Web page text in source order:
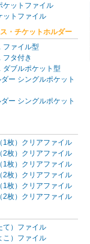
ケットファイル
ットファイル
・チケットホルダー
ファイル型
フタ付き
ダブルポケット型
ー シングルポケット
ー シングルポケット
1枚）クリアファイル
2枚）クリアファイル
1枚）クリアファイル
2枚）クリアファイル
1枚）クリアファイル
2枚）クリアファイル
て）ファイル
こ）ファイル